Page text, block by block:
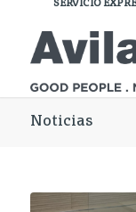
SERVICIO
Noticias